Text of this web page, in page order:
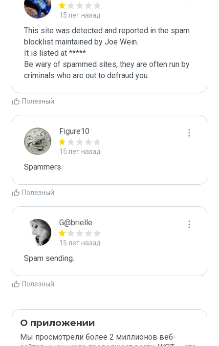
15 лет назад
This site was detected and reported in the spam
blocklist maintained by Joe Wein.
It is listed at *****
Be wary of spammed sites, they are often run by
criminals who are out to defraud you.
Полезный
Figure10
15 лет назад
Spammers
Полезный
G@brielle
15 лет назад
Spam sending.
Полезный
О приложении
Мы просмотрели более 2 миллионов веб-